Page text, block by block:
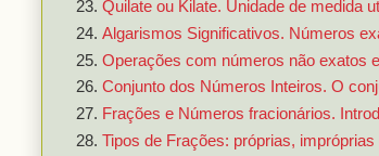
Quilate ou Kilate. Unidade de medida
Algarismos Significativos. Números
Operações com números não exatos
Conjunto dos Números Inteiros. O
Frações e Números fracionários.
Tipos de Frações: próprias,